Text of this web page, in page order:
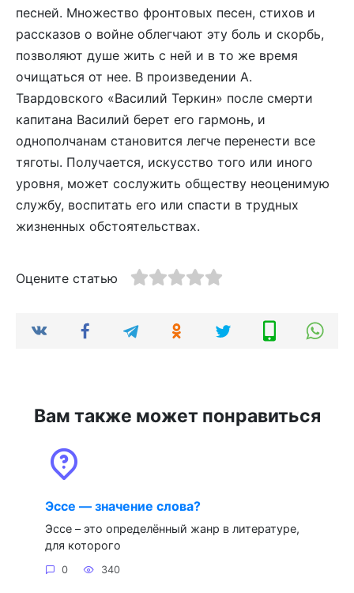
песней. Множество фронтовых песен, стихов и
рассказов о войне облегчают эту боль и скорбь,
позволяют душе жить с ней и в то же время
очищаться от нее. В произведении А.
Твардовского «Василий Теркин» после смерти
капитана Василий берет его гармонь, и
однополчанам становится легче перенести все
тяготы. Получается, искусство того или иного
уровня, может сослужить обществу неоценимую
службу, воспитать его или спасти в трудных
жизненных обстоятельствах.
Оцените статью
Вам также может понравиться
Эссе — значение слова?
Эссе – это определённый жанр в литературе,
для которого
0 340